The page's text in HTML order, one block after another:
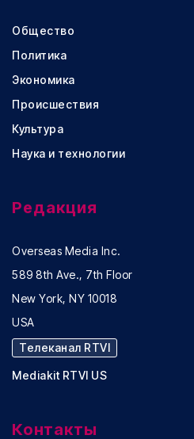
Общество
Политика
Экономика
Происшествия
Культура
Наука и технологии
Редакция
Overseas Media Inc.
589 8th Ave., 7th Floor
New York, NY 10018
USA
Телеканал RTVI
Mediakit RTVI US
Контакты